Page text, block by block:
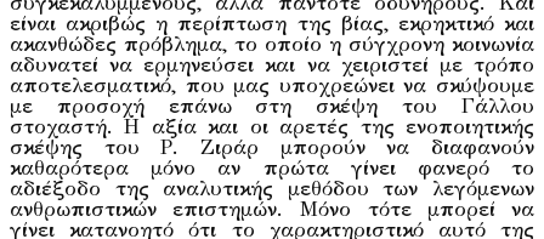
είναι ακριβώς η περίπτωση της βίας, εκρηκτικό και
ακανθώδες πρόβλημα, το οποίο η σύγχρονη κοινωνία
αδυνατεί να ερμηνεύσει και να χειριστεί με τρόπο
αποτελεσματικό, που μας υποχρεώνει να σκύψουμε
με προσοχή επάνω στη σκέψη του Γάλλου
στοχαστή. Η αξία και οι αρετές της ενοποιητικής
σκέψης του Ρ. Ζιράρ μπορούν να διαφανούν
καθαρότερα μόνο αν πρώτα γίνει φανερό το
αδιέξοδο της αναλυτικής μεθόδου των λεγόμενων
ανθρωπιστικών επιστημών. Μόνο τότε μπορεί να
γίνει κατανοητό ότι το χαρακτηριστικό αυτό της